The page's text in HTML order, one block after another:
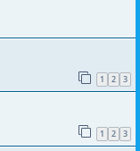
1 2 3
1 2 3